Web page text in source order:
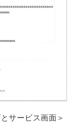
サービス画面＞